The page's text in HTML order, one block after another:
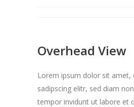
Overhead View
Lorem ipsum dolor sit amet,
sadipscing elitr, sed diam
tempor invidunt ut labore et